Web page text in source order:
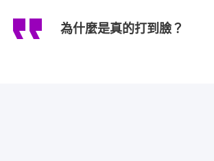
為什麼是真的打到臉？